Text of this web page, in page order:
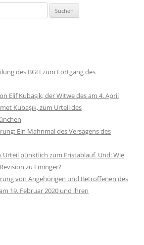
des BGH zum Fortgang des
Elif Kubaşık, der Witwe des am 4. April
Kubaşık, zum Urteil des
Ein Mahnmal des Versagens des
Urteil pünktlich zum Fristablauf. Und: Wie
zu Eminger?
von Angehörigen und Betroffenen des
19. Februar 2020 und ihren